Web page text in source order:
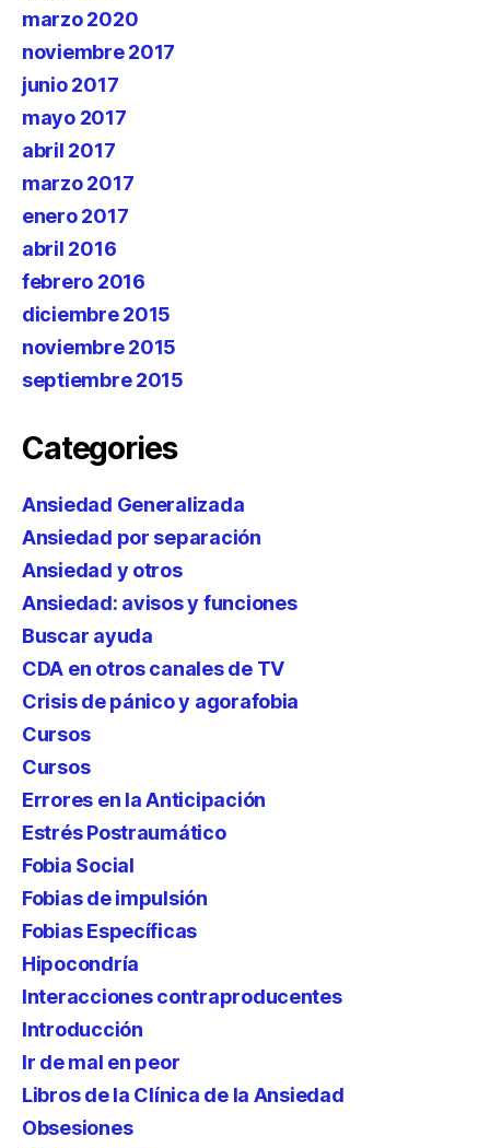
marzo 2020
noviembre 2017
junio 2017
mayo 2017
abril 2017
marzo 2017
enero 2017
abril 2016
febrero 2016
diciembre 2015
noviembre 2015
septiembre 2015
Categories
Ansiedad Generalizada
Ansiedad por separación
Ansiedad y otros
Ansiedad: avisos y funciones
Buscar ayuda
CDA en otros canales de TV
Crisis de pánico y agorafobia
Cursos
Cursos
Errores en la Anticipación
Estrés Postraumático
Fobia Social
Fobias de impulsión
Fobias Específicas
Hipocondría
Interacciones contraproducentes
Introducción
Ir de mal en peor
Libros de la Clínica de la Ansiedad
Obsesiones